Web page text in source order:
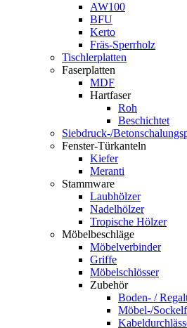
AW100
BFU
Kerto
Fräs-Sperrholz
Tischlerplatten
Faserplatten
MDF
Hartfaser
Roh
Beschichtet
Siebdruck-/
Fenster-Türkanteln
Kiefer
Meranti
Stammware
Laubhölzer
Nadelhölzer
Tropische Hölzer
Möbelbeschläge
Möbelverbinder
Griffe
Möbelschlösser
Zubehör
Boden- /
Möbel-/